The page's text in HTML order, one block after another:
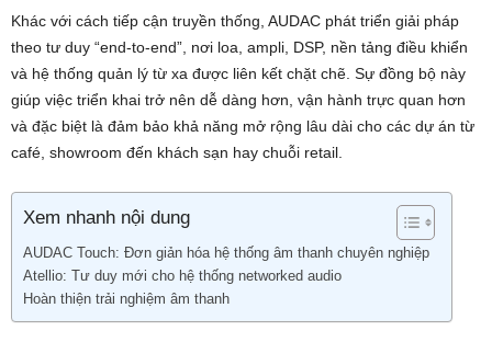
Khác với cách tiếp cận truyền thống, AUDAC phát triển giải pháp
theo tư duy “end-to-end”, nơi loa, ampli, DSP, nền tảng điều khiển
và hệ thống quản lý từ xa được liên kết chặt chẽ. Sự đồng bộ này
giúp việc triển khai trở nên dễ dàng hơn, vận hành trực quan hơn
và đặc biệt là đảm bảo khả năng mở rộng lâu dài cho các dự án từ
café, showroom đến khách sạn hay chuỗi retail.
Xem nhanh nội dung
AUDAC Touch: Đơn giản hóa hệ thống âm thanh chuyên nghiệp
Atellio: Tư duy mới cho hệ thống networked audio
Hoàn thiện trải nghiệm âm thanh